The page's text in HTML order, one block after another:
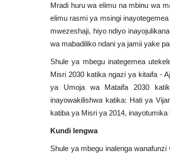
Mradi huru wa elimu na mbinu wa
elimu rasmi ya msingi
mwezeshaji, hiyo ndiyo
wa mabadiliko ndani ya jamii yake
Shule ya mbegu inategemea
Misri 2030 katika ngazi ya kitaifa -
ya Umoja wa Mataifa 2030
inayowakilishwa katika: Hati ya
katiba ya Misri ya 2014, inayotumika
Kundi lengwa
Shule ya mbegu inalenga